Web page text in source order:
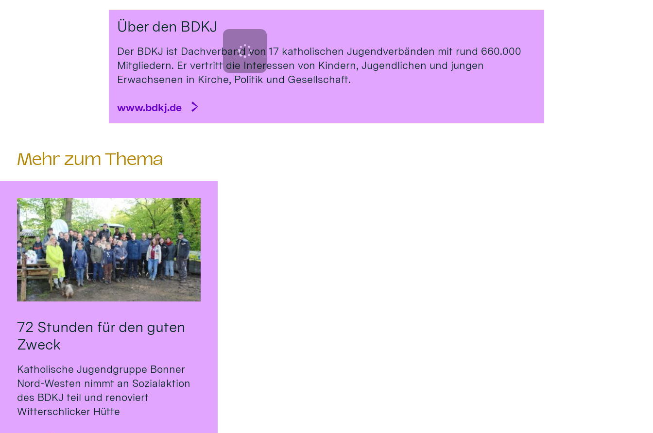
Über den BDKJ
Der BDKJ ist Dachverband von 17 katholischen Jugendverbänden mit rund 660.000
Mitgliedern. Er vertritt die Interessen von Kindern, Jugendlichen und jungen
Erwachsenen in Kirche, Politik und Gesellschaft.
www.bdkj.de
Mehr zum Thema
72 Stunden für den guten
Zweck
Katholische Jugendgruppe Bonner
Nord-Westen nimmt an Sozialaktion
des BDKJ teil und renoviert
Witterschlicker Hütte